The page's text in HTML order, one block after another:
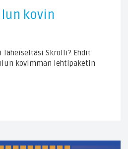
kovin
Skrolli? Ehdit
kovimman lehtipaketin